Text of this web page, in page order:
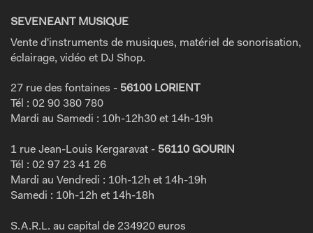
SEVENEANT MUSIQUE
Vente d'instruments de musiques, matériel de sonorisation,
éclairage, vidéo et DJ Shop.
27 rue des fontaines - 56100 LORIENT
Tél : 02 90 380 780
Mardi au Samedi : 10h-12h30 et 14h-19h
1 rue Jean-Louis Kergaravat - 56110 GOURIN
Tél : 02 97 23 41 26
Mardi au Vendredi : 10h-12h et 14h-19h
Samedi : 10h-12h et 14h-18h
S.A.R.L. au capital de 234920 euros